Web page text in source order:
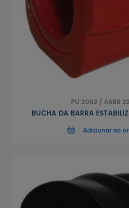
PU 2062 / A688
BUCHA DA BARRA
Adicionar ao